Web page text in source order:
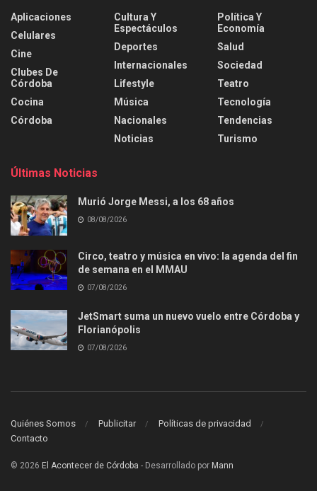
Aplicaciones
Celulares
Cine
Clubes De
Córdoba
Cocina
Córdoba
Cultura Y
Espectáculos
Deportes
Internacionales
Lifestyle
Música
Nacionales
Noticias
Política Y
Economía
Salud
Sociedad
Teatro
Tecnología
Tendencias
Turismo
Últimas Noticias
Murió Jorge Messi, a los 68 años
08/08/2026
Circo, teatro y música en vivo: la agenda del fin
de semana en el MMAU
07/08/2026
JetSmart suma un nuevo vuelo entre Córdoba y
Florianópolis
07/08/2026
Quiénes Somos Publicitar
Políticas de privacidad
Contacto
© 2026 El Acontecer de Córdoba - Desarrollado por Mann